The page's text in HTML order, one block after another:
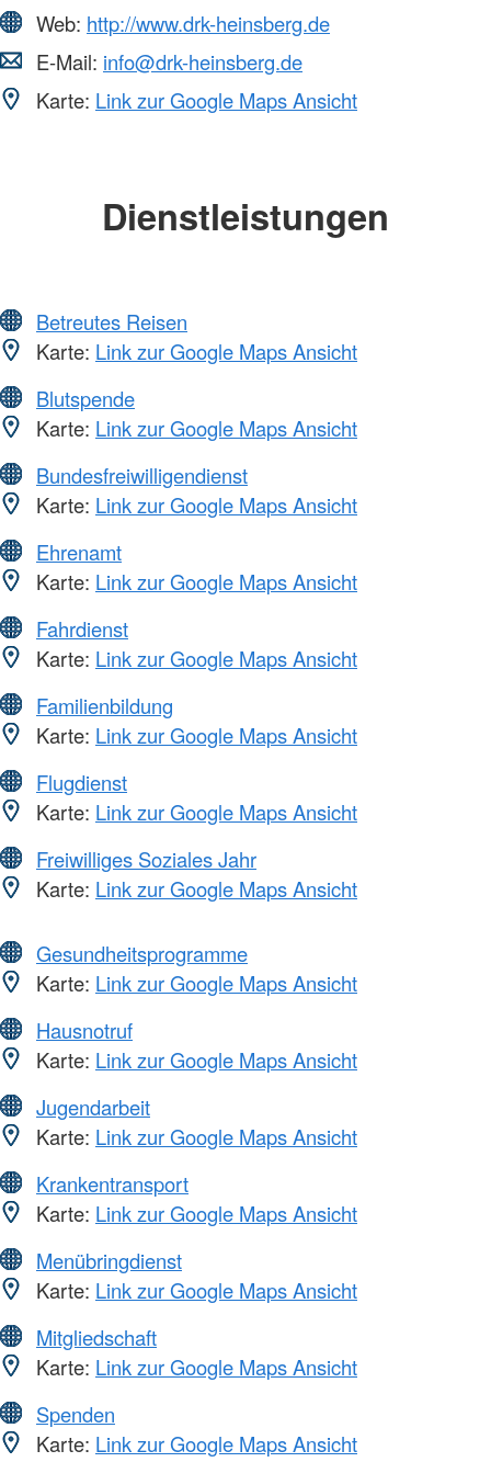
Web: http://www.drk-heinsberg.de
E-Mail: info@drk-heinsberg.de
Karte: Link zur Google Maps Ansicht
Dienstleistungen
Betreutes Reisen
Karte: Link zur Google Maps Ansicht
Blutspende
Karte: Link zur Google Maps Ansicht
Bundesfreiwilligendienst
Karte: Link zur Google Maps Ansicht
Ehrenamt
Karte: Link zur Google Maps Ansicht
Fahrdienst
Karte: Link zur Google Maps Ansicht
Familienbildung
Karte: Link zur Google Maps Ansicht
Flugdienst
Karte: Link zur Google Maps Ansicht
Freiwilliges Soziales Jahr
Karte: Link zur Google Maps Ansicht
Gesundheitsprogramme
Karte: Link zur Google Maps Ansicht
Hausnotruf
Karte: Link zur Google Maps Ansicht
Jugendarbeit
Karte: Link zur Google Maps Ansicht
Krankentransport
Karte: Link zur Google Maps Ansicht
Menübringdienst
Karte: Link zur Google Maps Ansicht
Mitgliedschaft
Karte: Link zur Google Maps Ansicht
Spenden
Karte: Link zur Google Maps Ansicht